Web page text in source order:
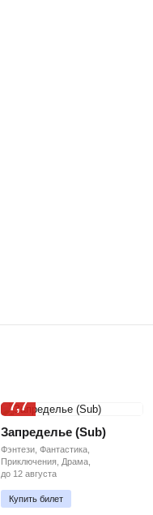
7,7
Запределье (Sub)
Фэнтези, Фантастика,
Приключения, Драма,
до 12 августа
Купить билет